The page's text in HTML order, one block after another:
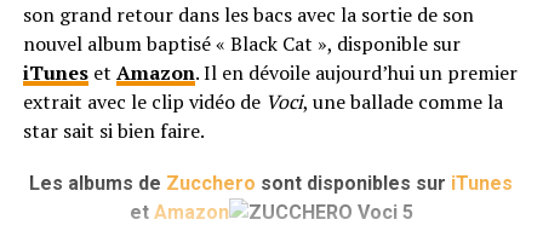
son grand retour dans les bacs avec la sortie de son
nouvel album baptisé « Black Cat », disponible sur
iTuneset Amazon. Il en dévoile aujourd’hui un premier
extrait avec le clip vidéo de Voci, une ballade comme la
star sait si bien faire.
Les albums de Zucchero sont disponibles sur iTunes
et Amazon